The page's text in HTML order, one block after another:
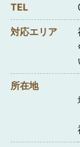
TEL
対応エリア
所在地